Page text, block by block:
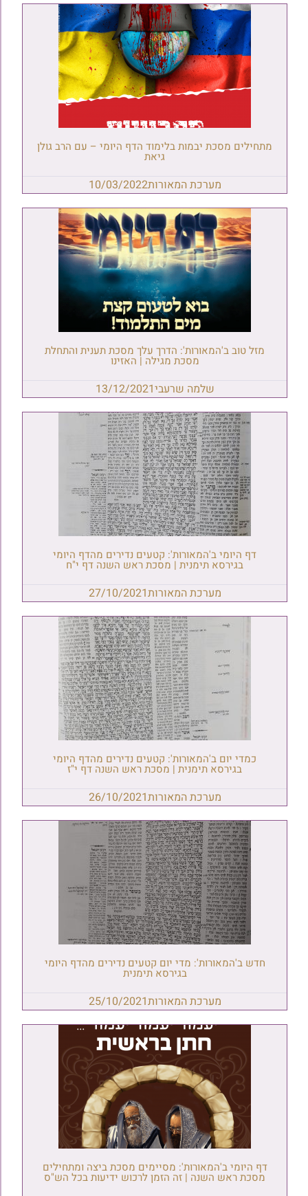
מתחילים מסכת יבמות בלימוד הדף היומי – עם הרב גולן
גיאת
מערכת המאורות10/03/2022
מזל טוב ב'המאורות': הדרך עלך מסכת תענית והתחלת
מסכת מגילה | האזינו
שלמה שרעבי13/12/2021
דף היומי ב'המאורות': קטעים נדירים מהדף היומי
בגירסא תימנית | מסכת ראש השנה דף י"ח
מערכת המאורות27/10/2021
כמדי יום ב'המאורות': קטעים נדירים מהדף היומי
בגירסא תימנית | מסכת ראש השנה דף י"ז
מערכת המאורות26/10/2021
חדש ב'המאורות': מדי יום קטעים נדירים מהדף היומי
בגירסא תימנית
מערכת המאורות25/10/2021
דף היומי ב'המאורות': מסיימים מסכת ביצה ומתחילים
מסכת ראש השנה | זה הזמן לרכוש ידיעות בכל הש"ס